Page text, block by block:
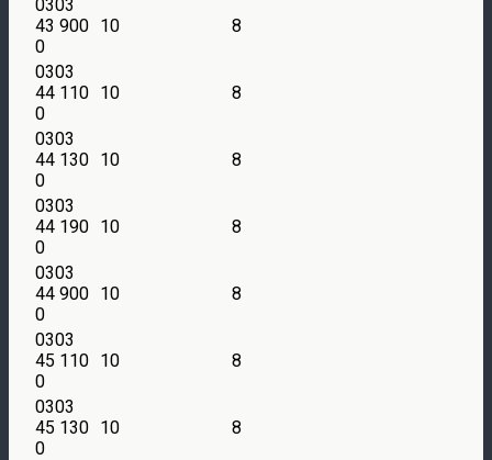
0303
43 900
0
10 8
0303
44 110
0
10 8
0303
44 130
0
10 8
0303
44 190
0
10 8
0303
44 900
0
10 8
0303
45 110
0
10 8
0303
45 130
0
10 8